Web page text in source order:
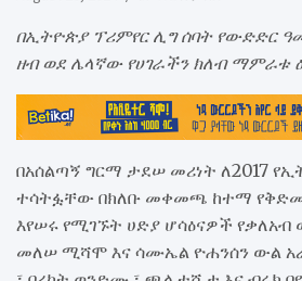
በኢትዮጵያ ፕሪምየር ሊግ ሰባት የውድድር
ዘብ ወደ ሌላኛው የሀገራችን ክለብ ማምራቱ
በአሰልጣኝ ግርማ ታደሠ መሪነት ለ2017
ተሳትፏቸው በክለቡ መቀመጫ ከተማ
እየሠሩ የሚገኙት ሀድያ ሆሳዕናዎች የቃለአብ
መለሠ ሚሻሞ እና ሳሙኤል ዮሐንሰን ውል